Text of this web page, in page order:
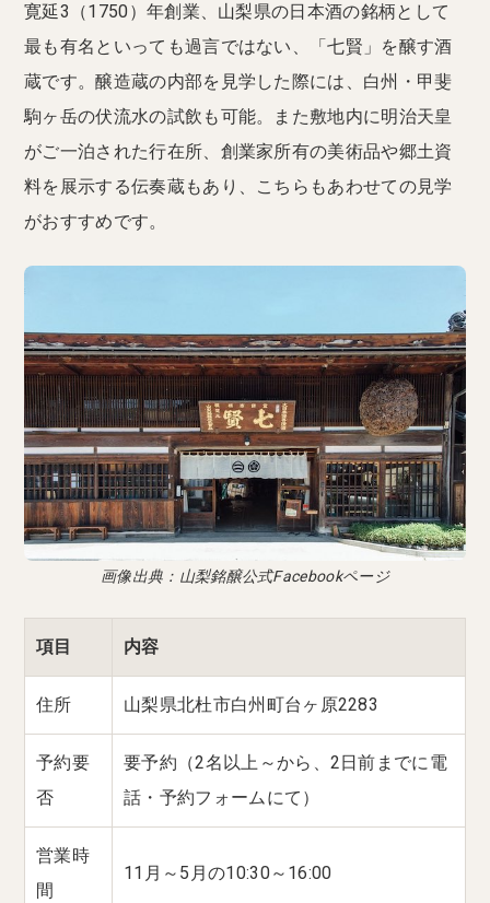
寛延3（1750）年創業、山梨県の日本酒の銘柄として
最も有名といっても過言ではない、「七賢」を醸す酒
蔵です。醸造蔵の内部を見学した際には、白州・甲斐
駒ヶ岳の伏流水の試飲も可能。また敷地内に明治天皇
がご一泊された行在所、創業家所有の美術品や郷土資
料を展示する伝奏蔵もあり、こちらもあわせての見学
がおすすめです。
画像出典：山梨銘醸公式Facebookページ
項目 内容
住所 山梨県北杜市白州町台ヶ原2283
予約要
否
要予約（2名以上～から、2日前までに電
話・予約フォームにて）
営業時
間
11月～5月の10:30～16:00